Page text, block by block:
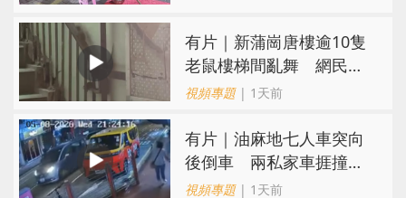
有片｜新蒲崗唐樓逾10隻
老鼠樓梯間亂舞 網民嚇
親：每次經過都要好大勇
視頻專題| 1天前
有片｜油麻地七人車突向
後倒車 兩私家車捱撞
司機不顧而去
視頻專題| 1天前